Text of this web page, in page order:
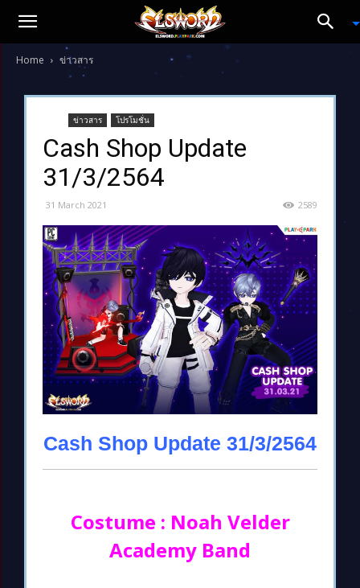
Home ข่าวสาร
ข่าวสาร โปรโมชั่น
Cash Shop Update
31/3/2564
31 March 2021 2589
Cash Shop Update 31/3/2564
Costume : Noah Velder
Academy Band